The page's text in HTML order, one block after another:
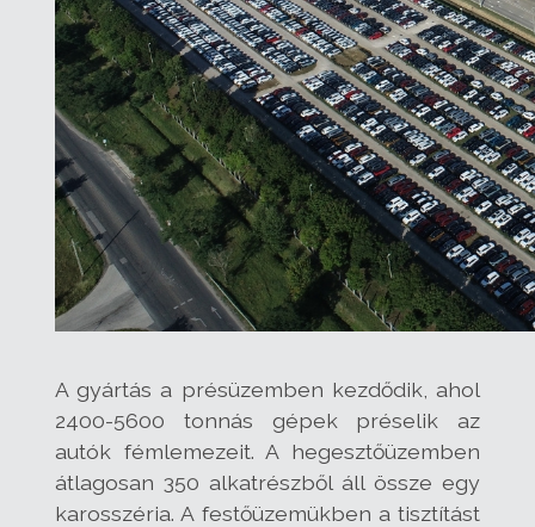
A gyártás a présüzemben kezdődik, ahol
2400-5600 tonnás gépek préselik az
autók fémlemezeit. A hegesztőüzemben
átlagosan 350 alkatrészből áll össze egy
karosszéria. A festőüzemükben a tisztítást